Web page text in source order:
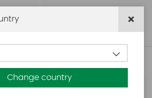
köpte även
Ascan
Change country